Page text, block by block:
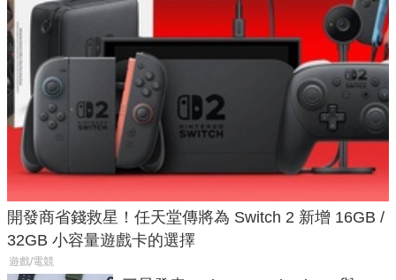
開發商省錢救星！任天堂傳將為 Switch 2 新增 16GB /
32GB 小容量遊戲卡的選擇
遊戲/電競